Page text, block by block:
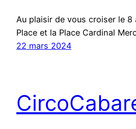
Au plaisir de vous croiser le 8
Place et la Place Cardinal
22 mars 2024